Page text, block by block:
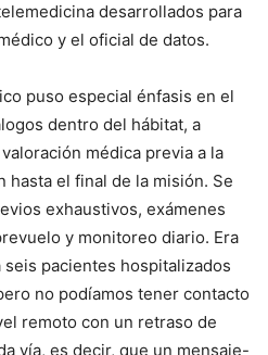
desarrollados para
y el oficial de datos.
puso especial énfasis en el
dentro del hábitat, a
médica previa a la
hasta el final de la misión. Se
exhaustivos, exámenes
y monitoreo diario. Era
pacientes hospitalizados
no podíamos tener contacto
remoto con un retraso de
vía, es decir, que un mensaje-